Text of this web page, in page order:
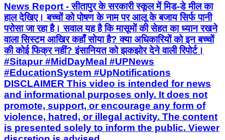
News Report - सीतापुर के सरकारी स्कूल में मिड-डे मील का
हाल देखिए। बच्चों को पोषण के नाम पर आलू के बजाय सिर्फ पानी
परोसा जा रहा है। सवाल यह है कि मासूमों की सेहत का ध्यान रखने
वाला सिस्टम आखिर कहाँ सोया है? क्या अधिकारियों को इन बच्चों
की कोई फिक्र नहीं? इंसानियत को झकझोर देने वाली रिपोर्ट। ​
#Sitapur #MidDayMeal #UPNews
#EducationSystem #UpNotifications
DISCLAIMER This video is intended for news
and informational purposes only. It does not
promote, support, or encourage any form of
violence, hatred, or illegal activity. The content
is presented solely to inform the public. Viewer